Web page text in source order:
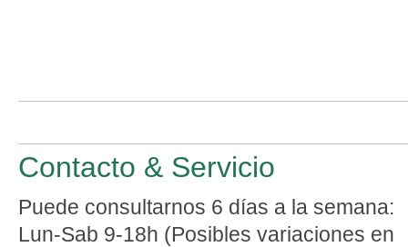
Contacto & Servicio
Puede consultarnos 6 días a la semana:
Lun-Sab 9-18h (Posibles variaciones en